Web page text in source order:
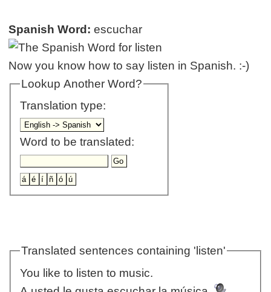
Spanish Word: escuchar
Now you know how to say listen in Spanish. :-)
Lookup Another Word?
Translation type:
Word to be translated:
Translated sentences containing 'listen'
You like to listen to music.